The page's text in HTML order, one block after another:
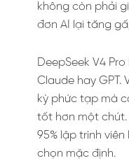
không còn phải
đơn AI lại tăng
DeepSeek V4
Claude hay GPT.
kỳ phức tạp mà
tốt hơn một chút.
95% lập trình
chọn mặc định.